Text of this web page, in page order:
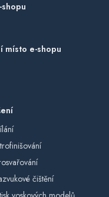
místo e-shopu
čištění